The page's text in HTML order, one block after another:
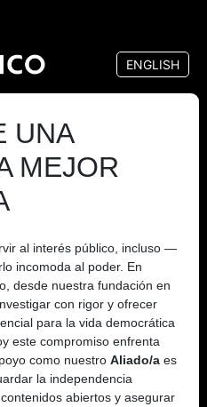
ENGLISH
UNA
MEJOR
al interés público, incluso —
incomoda al poder. En
desde nuestra fundación en
con rigor y ofrecer
para la vida democrática
este compromiso enfrenta
como nuestro Aliado/a es
la independencia
abiertos y asegurar